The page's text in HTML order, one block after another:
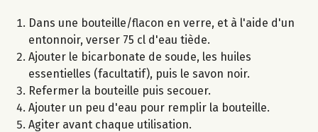
Dans une bouteille/flacon en verre, et à l'aide d'un
entonnoir, verser 75 cl d'eau tiède.
Ajouter le bicarbonate de soude, les huiles
essentielles (facultatif), puis le savon noir.
Refermer la bouteille puis secouer.
Ajouter un peu d'eau pour remplir la bouteille.
Agiter avant chaque utilisation.